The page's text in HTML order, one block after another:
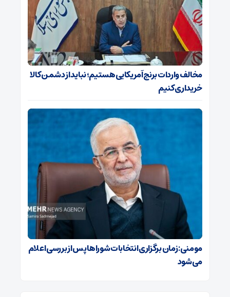
مخالف واردات برنج آمریکایی هستیم؛ نباید از دشمن کالا
خریداری کنیم
مومنی: زمان برگزاری انتخابات شوراها پس از بررسی اعلام
می‌شود